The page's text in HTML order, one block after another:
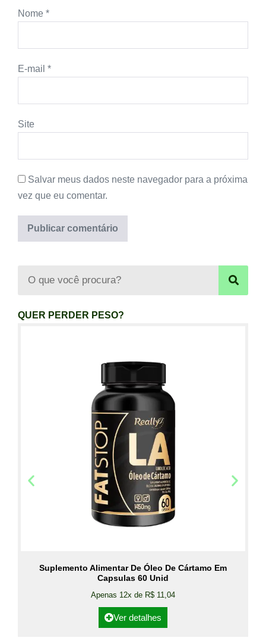
Nome *
E-mail *
Site
Salvar meus dados neste navegador para a próxima
vez que eu comentar.
QUER PERDER PESO?
Suplemento Alimentar De Óleo De Cártamo Em
Capsulas 60 Unid
Apenas 12x de R$ 11,04
Ver detalhes